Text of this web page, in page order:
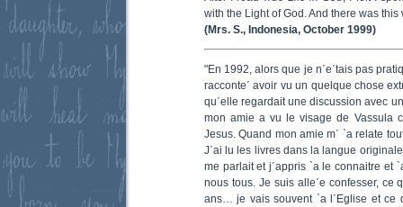
with the Light of God. And there was
(Mrs. S., Indonesia, October 1999)
"En 1992, alors que je n΄e΄tais pas
racconte΄ avoir vu un quelque chose
qu΄elle regardait une discussion avec
mon amie a vu le visage de Vassula
Jesus. Quand mon amie m΄ `a relate
J΄ai lu les livres dans la langue
me parlait et j΄appris `a le connaitre et
nous tous. Je suis alle΄e confesser, ce
ans… je vais souvent `a l΄Eglise et ce